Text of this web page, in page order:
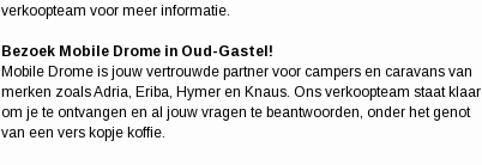
verkoopteam voor meer informatie.
Bezoek Mobile Drome in Oud-Gastel!
Mobile Drome is jouw vertrouwde partner voor campers en caravans van
merken zoals Adria, Eriba, Hymer en Knaus. Ons verkoopteam staat klaar
om je te ontvangen en al jouw vragen te beantwoorden, onder het genot
van een vers kopje koffie.